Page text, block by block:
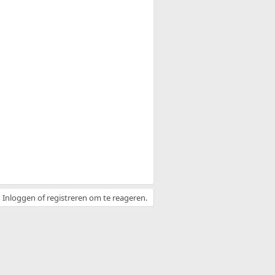
Inloggen of registreren om te reageren.